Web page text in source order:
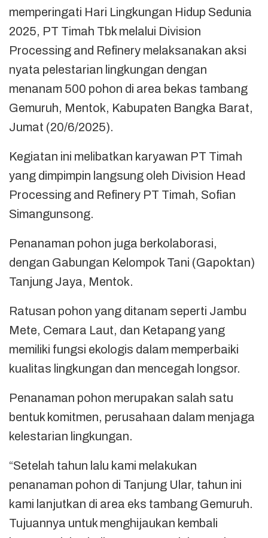
memperingati Hari Lingkungan Hidup Sedunia
2025, PT Timah Tbk melalui Division
Processing and Refinery melaksanakan aksi
nyata pelestarian lingkungan dengan
menanam 500 pohon di area bekas tambang
Gemuruh, Mentok, Kabupaten Bangka Barat,
Jumat (20/6/2025).
Kegiatan ini melibatkan karyawan PT Timah
yang dimpimpin langsung oleh Division Head
Processing and Refinery PT Timah, Sofian
Simangunsong.
Penanaman pohon juga berkolaborasi,
dengan Gabungan Kelompok Tani (Gapoktan)
Tanjung Jaya, Mentok.
Ratusan pohon yang ditanam seperti Jambu
Mete, Cemara Laut, dan Ketapang yang
memiliki fungsi ekologis dalam memperbaiki
kualitas lingkungan dan mencegah longsor.
Penanaman pohon merupakan salah satu
bentuk komitmen, perusahaan dalam menjaga
kelestarian lingkungan.
“Setelah tahun lalu kami melakukan
penanaman pohon di Tanjung Ular, tahun ini
kami lanjutkan di area eks tambang Gemuruh.
Tujuannya untuk menghijaukan kembali